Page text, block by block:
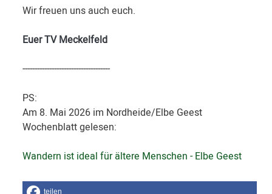
Wir freuen uns auch euch.
Euer TV Meckelfeld
------------------------------------
PS:
Am 8. Mai 2026 im Nordheide/Elbe Geest
Wochenblatt gelesen:
Wandern ist ideal für ältere Menschen - Elbe Geest
teilen